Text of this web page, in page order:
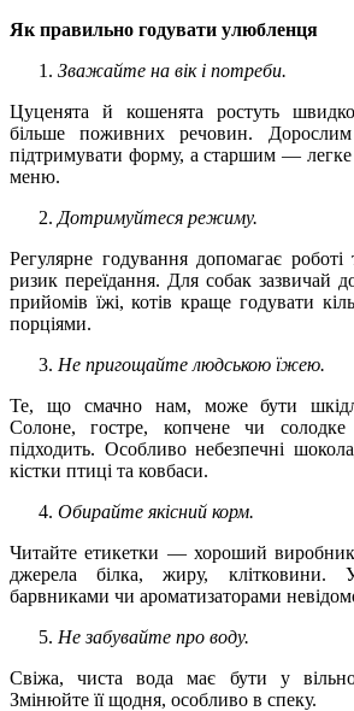
Як правильно годувати улюбленця
Зважайте на вік і потреби.
Цуценята й кошенята ростуть
більше поживних речовин.
підтримувати форму, а старшим — легке
меню.
Дотримуйтеся режиму.
Регулярне годування допомагає
ризик переїдання. Для собак зазвичай
прийомів їжі, котів краще годувати
порціями.
Не пригощайте людською їжею.
Те, що смачно нам, може бути
Солоне, гостре, копчене чи
підходить. Особливо небезпечні
кістки птиці та ковбаси.
Обирайте якісний корм.
Читайте етикетки — хороший виробник
джерела білка, жиру, клітковини.
барвниками чи ароматизаторами
Не забувайте про воду.
Свіжа, чиста вода має бути у
Змінюйте її щодня, особливо в спеку.